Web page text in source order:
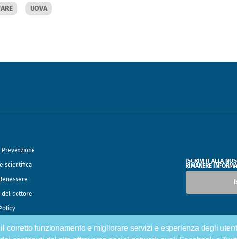
funzionamento e migliorare servizi e esperienza degli
UOVA
Prevenzione
scientifica
del dottore
ISCRIVITI ALLA
RIMANERE
Speciani